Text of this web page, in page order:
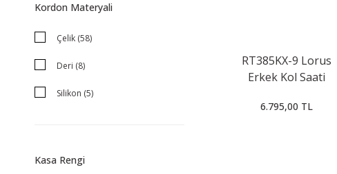
Kordon Materyali
Çelik (58)
Deri (8)
Silikon (5)
Kasa Rengi
RT385KX-9 Lorus
Erkek Kol Saati
6.795,00 TL